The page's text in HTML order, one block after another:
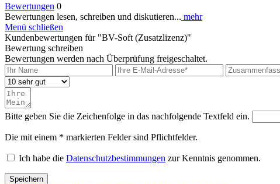
Bewertungen 0
Bewertungen lesen, schreiben und diskutieren... mehr
Menü schließen
Kundenbewertungen für "BV-Soft (Zusatzlizenz)"
Bewertung schreiben
Bewertungen werden nach Überprüfung freigeschaltet.
Bitte geben Sie die Zeichenfolge in das nachfolgende Textfeld ein.
Die mit einem * markierten Felder sind Pflichtfelder.
Ich habe die Datenschutzbestimmungen zur Kenntnis genommen.
Speichern